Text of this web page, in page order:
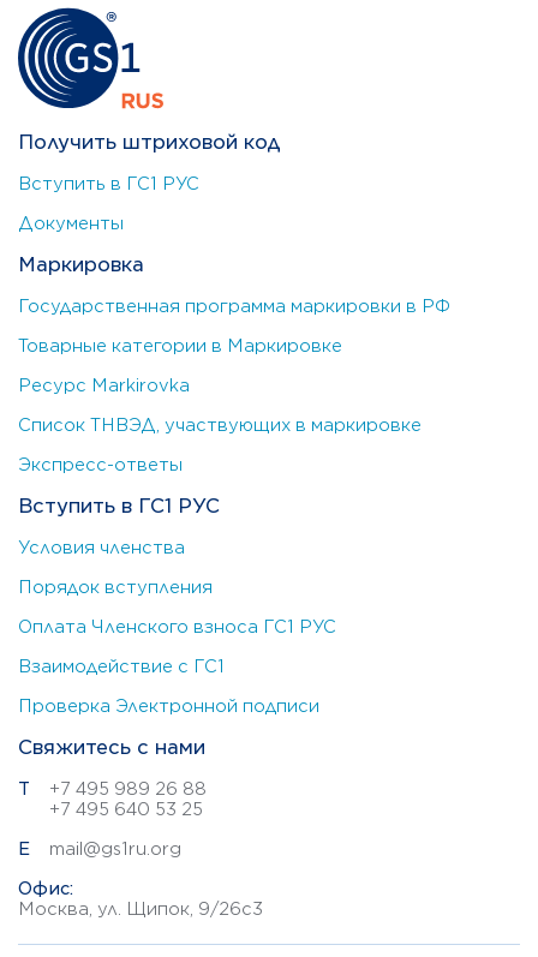
Получить штриховой код
Вступить в ГС1 РУС
Документы
Маркировка
Государственная программа маркировки в РФ
Товарные категории в Маркировке
Ресурс Markirovka
Список ТНВЭД, участвующих в маркировке
Экспресс-ответы
Вступить в ГС1 РУС
Условия членства
Порядок вступления
Оплата Членского взноса ГС1 РУС
Взаимодействие с ГС1
Проверка Электронной подписи
Свяжитесь с нами
Т
+7 495 989 26 88
+7 495 640 53 25
E mail@gs1ru.org
Офис:
Москва, ул. Щипок, 9/26с3